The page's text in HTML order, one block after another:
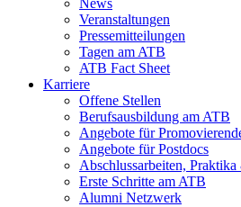
News
Veranstaltungen
Pressemitteilungen
Tagen am ATB
ATB Fact Sheet
Karriere
Offene Stellen
Berufsausbildung am ATB
Angebote für
Angebote für Postdocs
Abschlussarbeiten,
Erste Schritte am ATB
Alumni Netzwerk